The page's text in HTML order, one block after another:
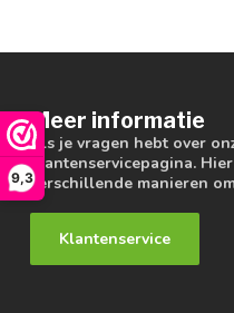
9,3
Meer informatie
Als je vragen hebt over
klantenservicepagina.
verschillende manieren
Klantenservice